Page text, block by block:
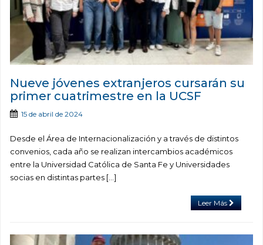
Nueve jóvenes extranjeros cursarán su
primer cuatrimestre en la UCSF
15 de abril de 2024
Desde el Área de Internacionalización y a través de distintos
convenios, cada año se realizan intercambios académicos
entre la Universidad Católica de Santa Fe y Universidades
socias en distintas partes […]
Leer Más